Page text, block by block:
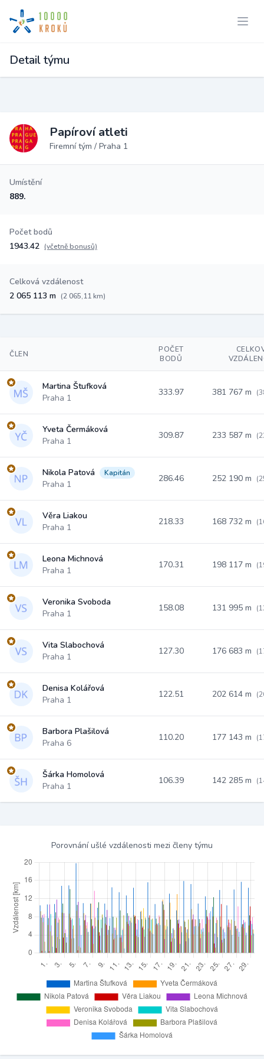
Detail týmu
Papíroví atleti
Firemní tým / Praha 1
Umístění
889.
Počet bodů
1943.42 (včetně bonusů)
Celková vzdálenost
2 065 113 m (2 065,11 km)
ČLEN
POČET
BODŮ
Martina Štufková
Praha 1
333.97 381 767 m
Yveta Čermáková
Praha 1
309.87 233 587 m
Nikola Patová Kapitán
Praha 1
286.46 252 190 m
Věra Liakou
Praha 1
218.33 168 732 m
Leona Michnová
Praha 1
170.31 198 117 m
Veronika Svoboda
Praha 1
158.08 131 995 m
Vita Slabochová
Praha 1
127.30 176 683 m
Denisa Kolářová
Praha 1
122.51 202 614 m
Barbora Plašilová
Praha 6
110.20 177 143 m
Šárka Homolová
Praha 1
106.39 142 285 m
Porovnání ušlé vzdálenosti mezi členy týmu